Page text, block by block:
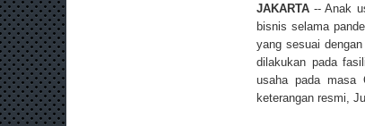
JAKARTA-- Anak
bisnis selama
yang sesuai
dilakukan pada
usaha pada masa
keterangan resmi,